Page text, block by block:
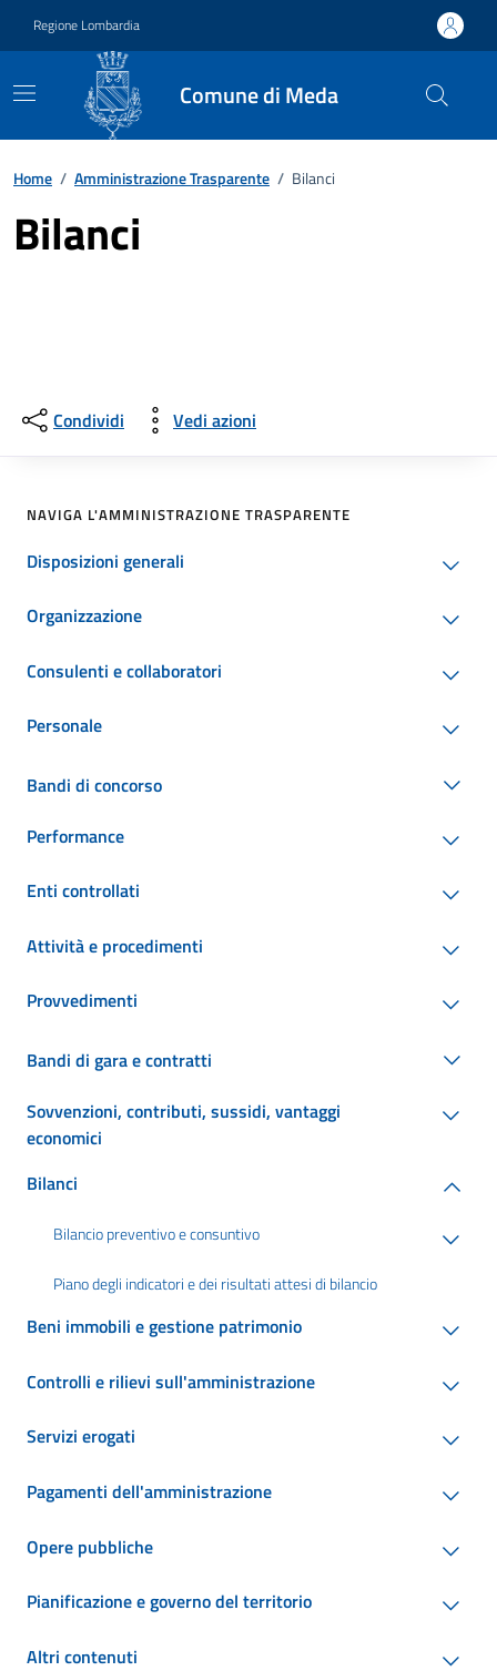
Regione Lombardia
Comune di Meda
Home / Amministrazione Trasparente / Bilanci
Bilanci
Condividi Vedi azioni
NAVIGA L'AMMINISTRAZIONE TRASPARENTE
Disposizioni generali
Organizzazione
Consulenti e collaboratori
Personale
Bandi di concorso
Performance
Enti controllati
Attività e procedimenti
Provvedimenti
Bandi di gara e contratti
Sovvenzioni, contributi, sussidi, vantaggi
economici
Bilanci
Bilancio preventivo e consuntivo
Piano degli indicatori e dei risultati attesi di bilancio
Beni immobili e gestione patrimonio
Controlli e rilievi sull'amministrazione
Servizi erogati
Pagamenti dell'amministrazione
Opere pubbliche
Pianificazione e governo del territorio
Altri contenuti